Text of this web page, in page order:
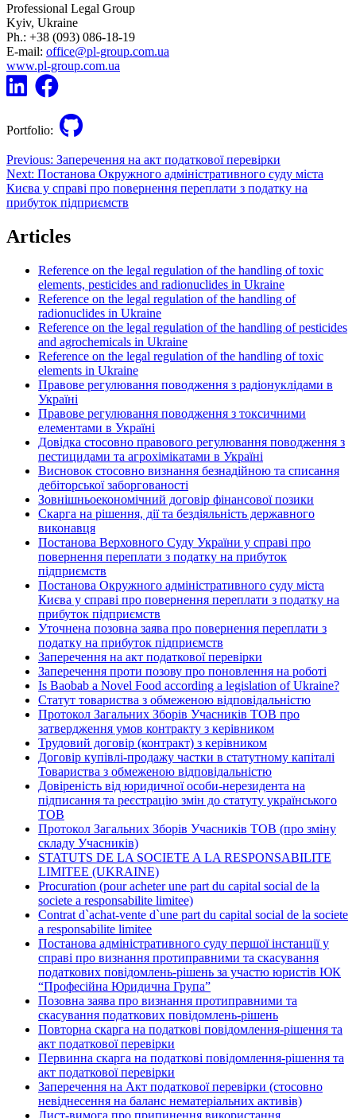
Professional Legal Group
Kyiv, Ukraine
Ph.: +38 (093) 086-18-19
E-mail: office@pl-group.com.ua
www.pl-group.com.ua
Portfolio:
Post
navigation
Previous: Заперечення на акт податкової перевірки
Next: Постанова Окружного адміністративного суду міста
Києва у справі про повернення переплати з податку на
прибуток підприємств
Articles
Reference on the legal regulation of the handling of toxic
elements, pesticides and radionuclides in Ukraine
Reference on the legal regulation of the handling of
radionuclides in Ukraine
Reference on the legal regulation of the handling of pesticides
and agrochemicals in Ukraine
Reference on the legal regulation of the handling of toxic
elements in Ukraine
Правове регулювання поводження з радіонуклідами в
Україні
Правове регулювання поводження з токсичними
елементами в Україні
Довідка стосовно правового регулювання поводження з
пестицидами та агрохімікатами в Україні
Висновок стосовно визнання безнадійною та списання
дебіторської заборгованості
Зовнішньоекономічний договір фінансової позики
Скарга на рішення, дії та бездіяльність державного
виконавця
Постанова Верховного Суду України у справі про
повернення переплати з податку на прибуток
підприємств
Постанова Окружного адміністративного суду міста
Києва у справі про повернення переплати з податку на
прибуток підприємств
Уточнена позовна заява про повернення переплати з
податку на прибуток підприємств
Заперечення на акт податкової перевірки
Заперечення проти позову про поновлення на роботі
Is Baobab a Novel Food according a legislation of Ukraine?
Статут товариства з обмеженою відповідальністю
Протокол Загальних Зборів Учасників ТОВ про
затвердження умов контракту з керівником
Трудовий договір (контракт) з керівником
Договір купівлі-продажу частки в статутному капіталі
Товариства з обмеженою відповідальністю
Довіреність від юридичної особи-нерезидента на
підписання та реєстрацію змін до статуту українського
ТОВ
Протокол Загальних Зборів Учасників ТОВ (про зміну
складу Учасників)
STATUTS DE LA SOCIETE A LA RESPONSABILITE
LIMITEE (UKRAINE)
Procuration (pour acheter une part du capital social de la
societe a responsabilite limitee)
Contrat d`achat-vente d`une part du capital social de la societe
a responsabilite limitee
Постанова адміністративного суду першої інстанції у
справі про визнання протиправними та скасування
податкових повідомлень-рішень за участю юристів ЮК
“Професійна Юридична Група”
Позовна заява про визнання протиправними та
скасування податкових повідомлень-рішень
Повторна скарга на податкові повідомлення-рішення та
акт податкової перевірки
Первинна скарга на податкові повідомлення-рішення та
акт податкової перевірки
Заперечення на Акт податкової перевірки (стосовно
невіднесення на баланс нематеріальних активів)
Лист-вимога про припинення використання